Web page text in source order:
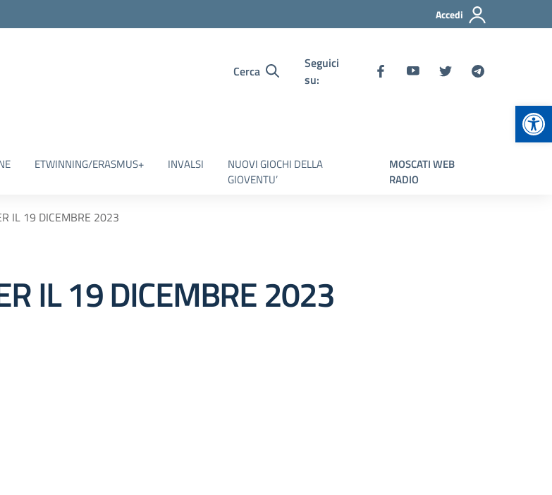
Accedi
Cerca
Seguici
su:
ETWINNING/ERASMUS+ INVALSI
NUOVI GIOCHI DELLA
GIOVENTU’
MOSCATI WEB
RADIO
IL 19 DICEMBRE 2023
IL 19 DICEMBRE 2023